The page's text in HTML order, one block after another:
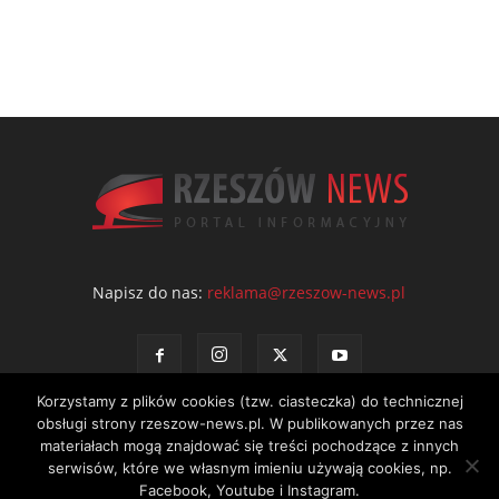
Napisz do nas: reklama@rzeszow-news.pl
Kontakt Polityka prywatności Regulamin portalu
Korzystamy z plików cookies (tzw. ciasteczka) do technicznej
obsługi strony rzeszow-news.pl. W publikowanych przez nas
materiałach mogą znajdować się treści pochodzące z innych
serwisów, które we własnym imieniu używają cookies, np.
Facebook, Youtube i Instagram.